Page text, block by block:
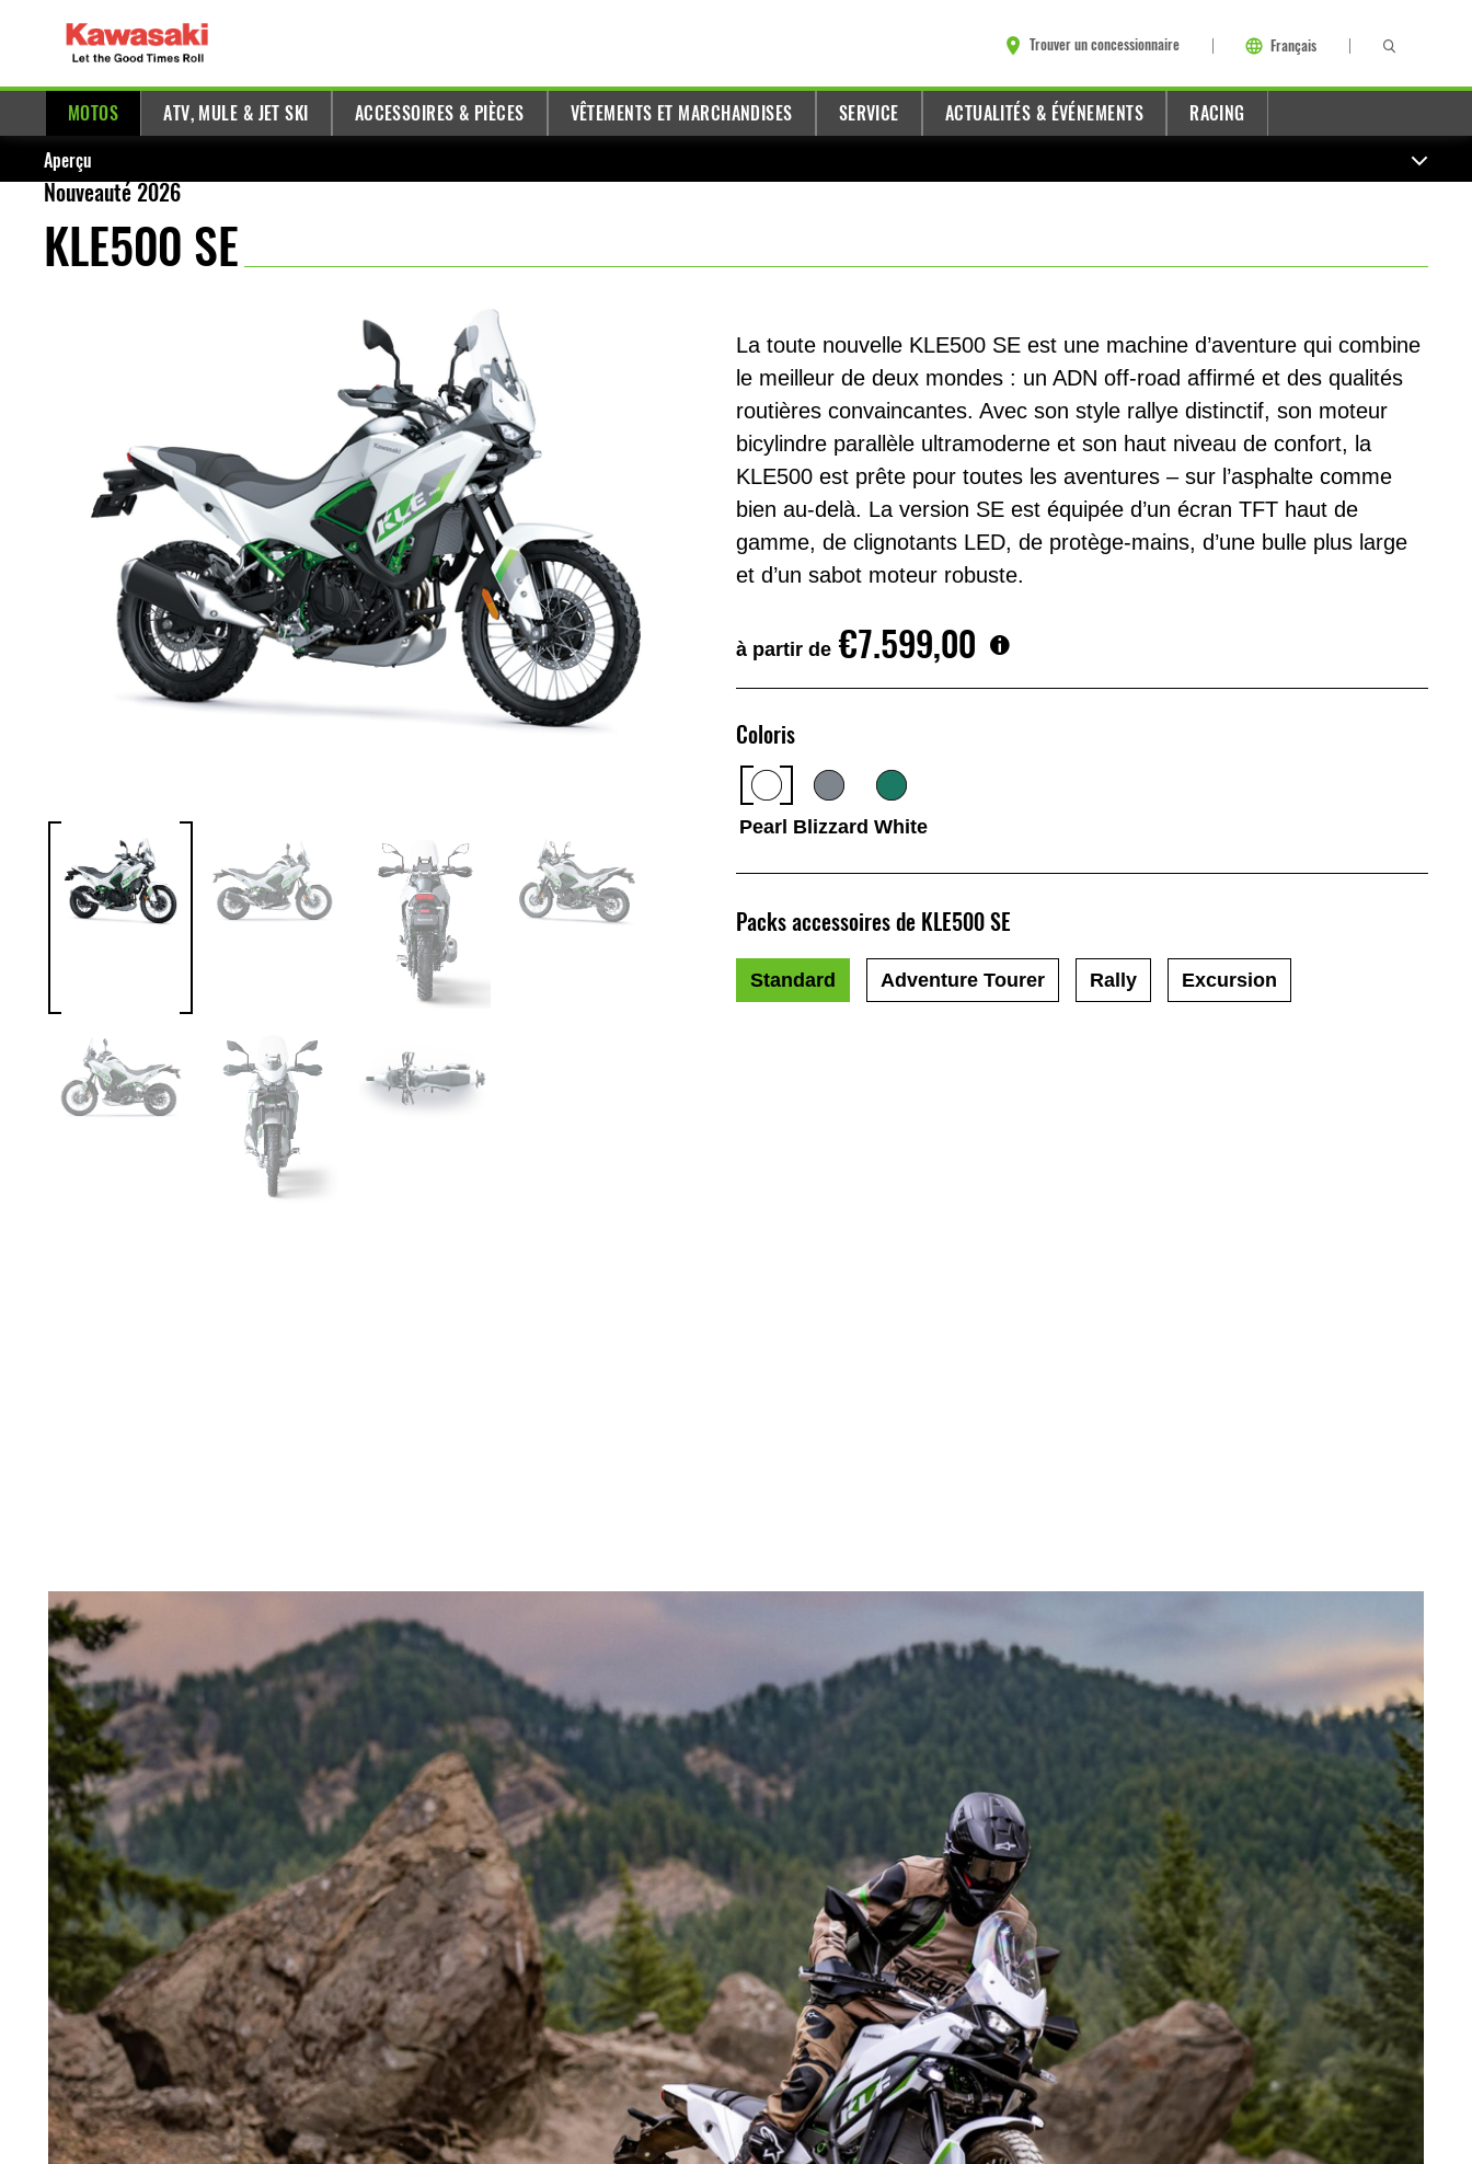
Trouver un concessionnaire Français
MOTOS ATV, MULE & JET SKI ACCESSOIRES & PIÈCES VÊTEMENTS ET MARCHANDISES SERVICE ACTUALITÉS & ÉVÉNEMENTS RACING
Aperçu
Nouveauté 2026
KLE500 SE
La toute nouvelle KLE500 SE est une machine d’aventure qui combine
le meilleur de deux mondes : un ADN off-road affirmé et des qualités
routières convaincantes. Avec son style rallye distinctif, son moteur
bicylindre parallèle ultramoderne et son haut niveau de confort, la
KLE500 est prête pour toutes les aventures – sur l’asphalte comme
bien au-delà. La version SE est équipée d’un écran TFT haut de
gamme, de clignotants LED, de protège-mains, d’une bulle plus large
et d’un sabot moteur robuste.
à partir de €7.599,00
Coloris
Pearl Blizzard White
Packs accessoires de KLE500 SE
Standard Adventure Tourer Rally Excursion